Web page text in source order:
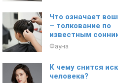
Что означает
– толкование по
известным
Фауна
К чему снится
человека?